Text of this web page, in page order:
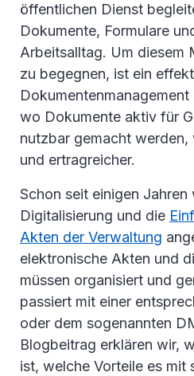
öffentlichen Dienst
Dokumente, Formulare
Arbeitsalltag. Um diesem
zu begegnen, ist ein
wo Dokumente aktiv für
nutzbar gemacht
und ertragreicher.
Schon seit einigen Jahren
Digitalisierung und die
Akten der Verwaltung
elektronische Akten und
müssen organisiert und
passiert mit einer
oder dem sogenannten
Blogbeitrag erklären wir,
ist, welche Vorteile es mit